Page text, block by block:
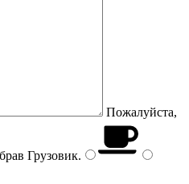
Пожалуйста,
Грузовик.